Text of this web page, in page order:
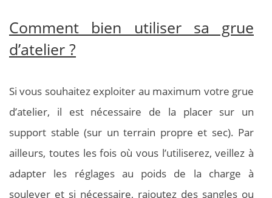
Comment bien utiliser sa grue
d’atelier ?
Si vous souhaitez exploiter au maximum votre grue
d’atelier, il est nécessaire de la placer sur un
support stable (sur un terrain propre et sec). Par
ailleurs, toutes les fois où vous l’utiliserez, veillez à
adapter les réglages au poids de la charge à
soulever et si nécessaire, rajoutez des sangles ou